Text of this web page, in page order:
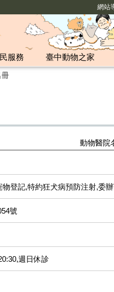
網站
服務 臺中動物之家
冊
動物醫院
登記,特約狂犬病預防注射,委
號
週日休診